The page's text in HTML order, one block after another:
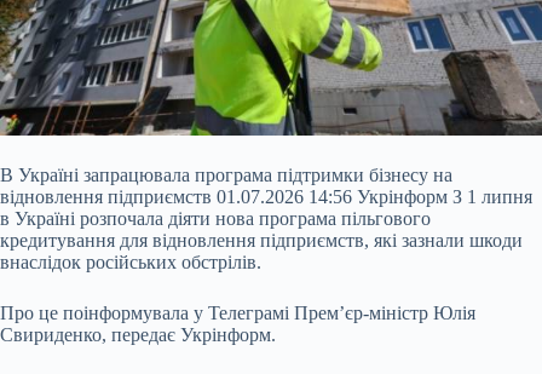
В Україні запрацювала програма підтримки бізнесу на
відновлення підприємств 01.07.2026 14:56 Укрінформ З 1 липня
в Україні розпочала діяти нова програма пільгового
кредитування для відновлення підприємств, які зазнали шкоди
внаслідок російських обстрілів.
Про це поінформувала у Телеграмі Прем’єр-міністр Юлія
Свириденко, передає Укрінформ.